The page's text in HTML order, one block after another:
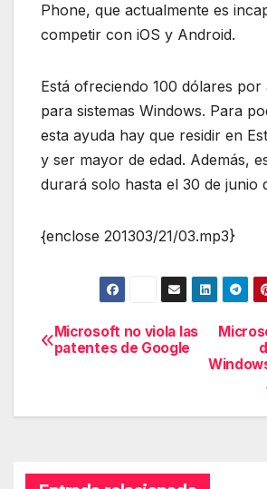
Phone, que actualmente es
competir con iOS y Android.
Está ofreciendo 100 dólares por
para sistemas Windows. Para
esta ayuda hay que residir en
y ser mayor de edad. Además,
durará solo hasta el 30 de junio
{enclose 201303/21/03.mp3}
Navegación
entradas
Microsoft no viola las
patentes de Google